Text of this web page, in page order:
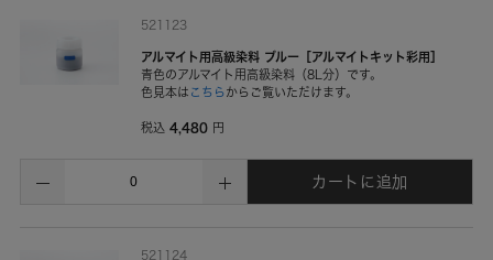
521123
アルマイト用高級染料 ブルー［アルマイトキット彩用］
青色のアルマイト用高級染料（8L分）です。
色見本は こちらからご覧いただけます。
税込 4,480 円
カートに追加
521124